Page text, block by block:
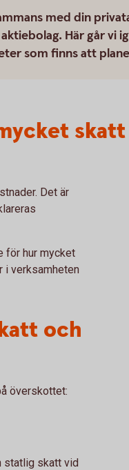
med din
Här går vi
som finns att
skatt
Det är
för hur mycket
i verksamheten
och
överskottet:
statlig skatt vid